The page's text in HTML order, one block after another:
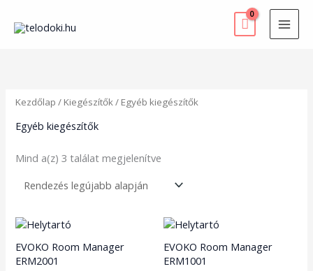
content
Kezdőlap / Kiegészítők/ Egyéb kiegészítők
Egyéb kiegészítők
Mind a(z) 3 találat megjelenítve
EVOKO Room Manager
ERM2001
EVOKO Room Manager
ERM1001